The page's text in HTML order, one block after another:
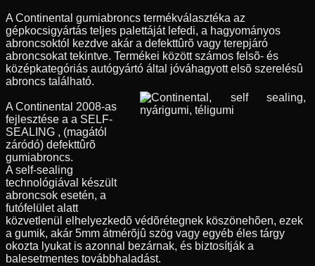
A Continental gumiabroncs termékválasztéka az
gépkocsigyártás teljes palettáját lefedi, a hagyományos
abroncsoktól kezdve akár a defekttûrõ vagy terepjáró
abroncsokat tekintve. Termékei között számos felsõ- és
középkategóriás autógyártó által jóváhagyott elsõ szerelésû
abroncs található.
A Continental 2008-as
fejlesztése a a SELF-
SEALING , (magától
záródó) defekttûrõ
gumiabroncs.
A self-sealing
technológiával készült
abroncsok esetén, a
futófelület alatt
közvetlenül elhelyezkedõ védõrétegnek köszönehõen, ezek
a gumik, akár 5mm átmérõjû szög vagy egyéb éles tárgy
okozta lyukat is azonnal bezárnak, és biztosítják a
balesetmentes továbbhaladást.